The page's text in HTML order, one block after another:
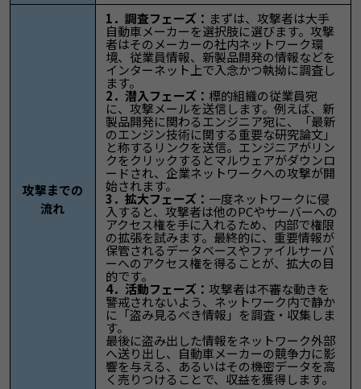
攻撃までの
流れ
1．調査フェーズ： まずは、攻撃者は大手
自動車メーカーを選択肢に選びます。攻撃
者はそのメーカーの社内ネットワーク環
境、従業員情報、新製品開発の情報などを
インターネット上で入念かつ執拗に調査し
ます。
2．潜入フェーズ： 標的組織の従業員宛
に、攻撃メールを送信します。例えば、新
製品開発に関わるエンジニア宛に、「最新
のエンジン技術に関する重要な研究論文」
と称するリンクを送信。エンジニアがリン
クをクリックするとマルウェアがダウンロ
ードされ、企業ネットワークへの攻撃が開
始されます。
3．拡大フェーズ： 一度ネットワークに侵
入すると、攻撃者は他のPCやサーバーへの
アクセス権を手に入れるため、内部で権限
の拡張を試みます。最終的に、重要情報が
保管されるデータベースやファイルサーバ
ーへのアクセス権を得ることが、拡大の目
的です。
4．活動フェーズ： 攻撃者は不審な動きを
警戒されないよう、ネットワーク内で静か
に「盗み見るべき情報」を調査・収集しま
す。
最後に盗み出した情報をネットワーク外部
へ送り出し、自動車メーカーの競争力に影
響を与える、あるいはその機密データを高
く売りつけることで、収益を獲得します。